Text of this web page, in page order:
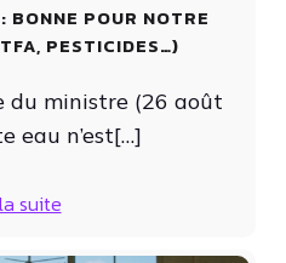
BONNE POUR NOTRE
PESTICIDES…)
du ministre (26 août
eau n’est[…]
suite